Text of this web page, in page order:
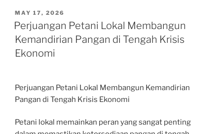
POSTED
ON
MAY 17, 2026
Perjuangan Petani Lokal Membangun
Kemandirian Pangan di Tengah Krisis
Ekonomi
Perjuangan Petani Lokal Membangun Kemandirian
Pangan di Tengah Krisis Ekonomi
Petani lokal memainkan peran yang sangat penting